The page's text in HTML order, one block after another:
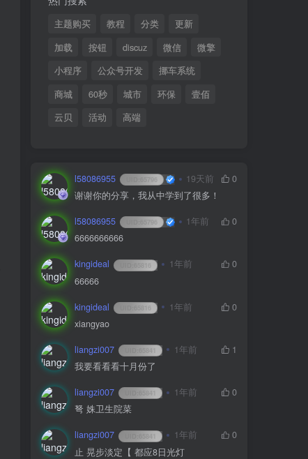
主题购买 教程 分类
更新
加载
按钮 discuz 微信
微擎
小程序
公众号开发
挪车系统
商城
60秒 城市 环保
壹佰
云贝
活动 高端
l58086955 19天前
0
谢谢你的分享，我从中学到了很多！
l58086955 1年前
0
6666666666
kingideal 1年前
0
66666
kingideal 1年前
0
xiangyao
liangzi007 1年前
1
我要看看看十月份了
liangzi007 1年前
0
弩 姝卫生院菜
liangzi007 1年前
0
止 晃步淡定【 都应8日光灯